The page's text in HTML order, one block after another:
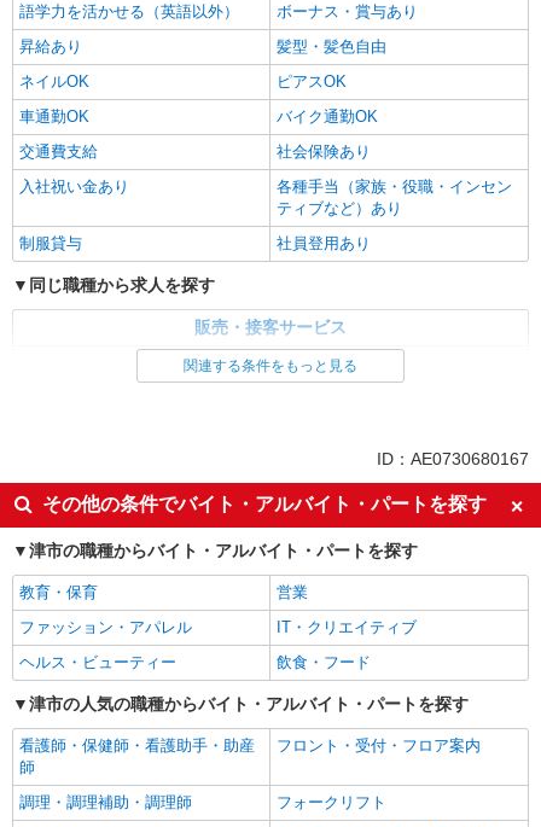
語学力を活かせる（英語以外）
ボーナス・賞与あり
昇給あり
髪型・髪色自由
ネイルOK
ピアスOK
車通勤OK
バイク通勤OK
交通費支給
社会保険あり
入社祝い金あり
各種手当（家族・役職・インセン
ティブなど）あり
制服貸与
社員登用あり
同じ職種から求人を探す
販売・接客サービス
英語が活かせる
ボーナス・賞与あり
車通勤OK
交通費支給
社会保険あり
社員登用あり
関連する条件をもっと見る
ID：AE0730680167
その他の条件でバイト・アルバイト・パートを探す
津市の職種からバイト・アルバイト・パートを探す
教育・保育
営業
ファッション・アパレル
IT・クリエイティブ
ヘルス・ビューティー
飲食・フード
津市の人気の職種からバイト・アルバイト・パートを探す
看護師・保健師・看護助手・助産
師
フロント・受付・フロア案内
調理・調理補助・調理師
フォークリフト